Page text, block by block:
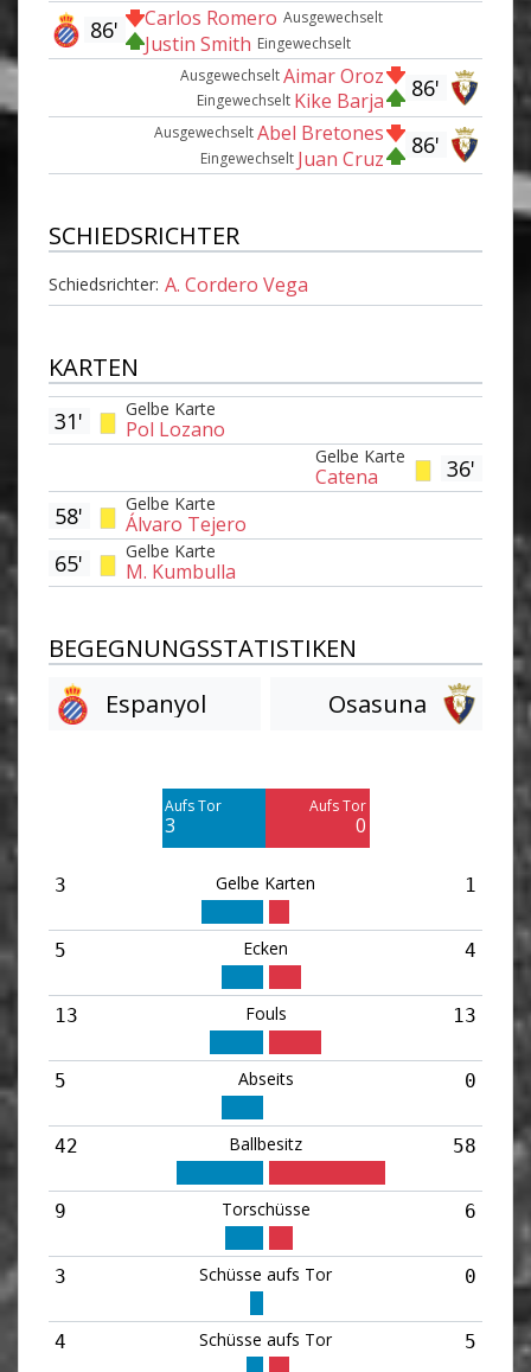
Ausgewechselt
Carlos Romero
Eingewechselt
Justin Smith
86'
86'
AusgewechseltAimar Oroz
Eingewechselt Kike Barja
86'
AusgewechseltAbel Bretones
Eingewechselt Juan Cruz
SCHIEDSRICHTER
Schiedsrichter: A. Cordero Vega
KARTEN
Gelbe Karte
Pol Lozano
31'
36'
Gelbe Karte
Catena
Gelbe Karte
Álvaro Tejero
58'
Gelbe Karte
M. Kumbulla
65'
BEGEGNUNGSSTATISTIKEN
Espanyol
Osasuna
Aufs Tor
3
Aufs Tor
0
3 Gelbe Karten 1
5 Ecken 4
13 Fouls 13
5 Abseits 0
42 Ballbesitz 58
9 Torschüsse 6
3 Schüsse aufs Tor 0
4 Schüsse aufs Tor 5